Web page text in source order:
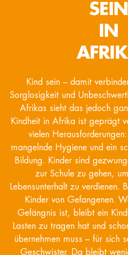
SEIN
IN
Kind sein – damit
Sorglosigkeit und
Afrikas sieht das jedoch
Kindheit in Afrika ist geprägt
vielen
mangelnde Hygiene und ein
Bildung. Kinder sind
zur Schule zu gehen,
Lebensunterhalt zu verdienen.
Kinder von Gefangenen.
Gefängnis ist, bleibt ein
Lasten zu tragen hat und
übernehmen muss – für sich
Geschwister. Da bleibt